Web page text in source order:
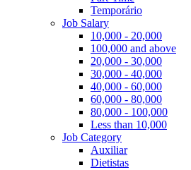
Temporário
Job Salary
10,000 - 20,000
100,000 and above
20,000 - 30,000
30,000 - 40,000
40,000 - 60,000
60,000 - 80,000
80,000 - 100,000
Less than 10,000
Job Category
Auxiliar
Dietistas